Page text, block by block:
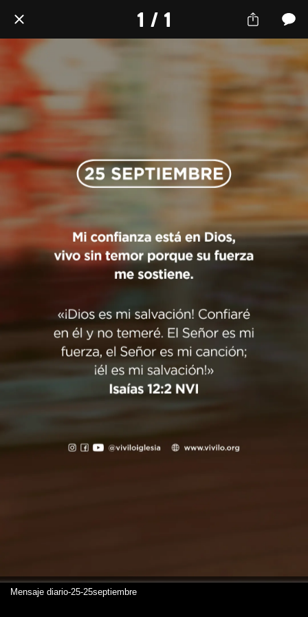
1 / 1
Mensaje diario-25-25septiembre